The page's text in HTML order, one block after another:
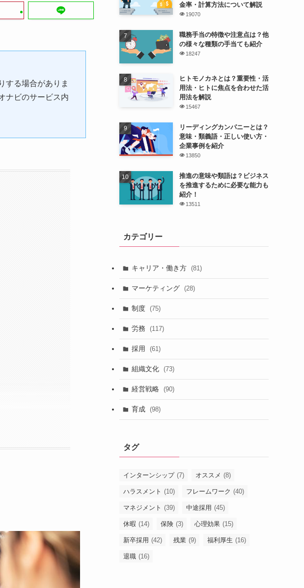
する場合がありま
ナビのサービス内
金率・計算方法について解説
19070
職務手当の特徴や注意点は？他
の様々な種類の手当ても紹介
18247
ヒトモノカネとは？重要性・活
用法・ヒトに焦点を合わせた活
用法を解説
15467
リーディングカンパニーとは？
意味・類義語・正しい使い方・
企業事例を紹介
13850
推進の意味や類語は？ビジネス
を推進するために必要な能力も
紹介！
13511
カテゴリー
キャリア・働き方 (81)
マーケティング (28)
制度 (75)
労務 (117)
採用 (61)
組織文化 (73)
経営戦略 (90)
育成 (98)
タグ
インターンシップ (7) オススメ (8)
ハラスメント (10) フレームワーク (40)
マネジメント (39) 中途採用 (45)
休暇 (14) 保険 (3) 心理効果 (15)
新卒採用 (42) 残業 (9) 福利厚生 (16)
退職 (16)